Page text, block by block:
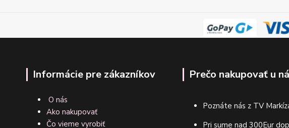
Informácie pre zákazníkov
O nás
Ako nakupovať
Čo vieme vyrobiť
Prečo nakupovať u
Poznáte nás z TV
Pri sume nad 300Eur